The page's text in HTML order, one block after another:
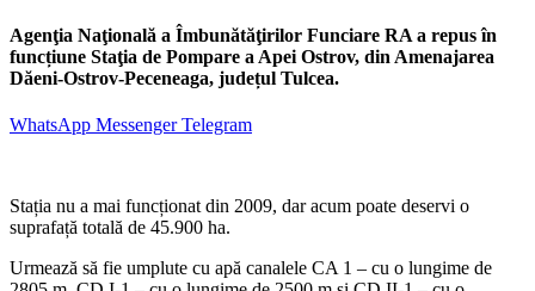
Agenţia Naţională a Îmbunătăţirilor Funciare RA a repus în
funcțiune Staţia de Pompare a Apei Ostrov, din Amenajarea
Dăeni-Ostrov-Peceneaga, județul Tulcea.
WhatsApp MessengerTelegram
Stația nu a mai funcționat din 2009, dar acum poate deservi o
suprafață totală de 45.900 ha.
Urmează să fie umplute cu apă canalele CA 1 – cu o lungime de